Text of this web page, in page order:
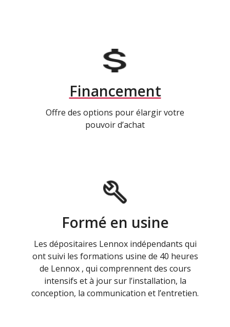
Financement
Offre des options pour élargir votre
pouvoir d’achat
Formé en usine
Les dépositaires Lennox indépendants qui
ont suivi les formations usine de 40 heures
de Lennox , qui comprennent des cours
intensifs et à jour sur l’installation, la
conception, la communication et l’entretien.